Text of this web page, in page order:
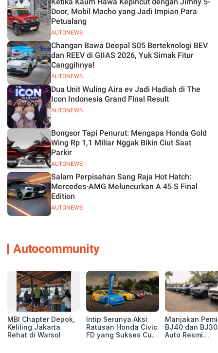
Jelas
AUTONEWS
Door, Mobil Macho yang Jadi Impian Para
Petualang
AUTONEWS
Changan Bawa Deepal S05 Berteknologi BEV
dan REEV di GIIAS 2026, Yuk Simak Fitur
Canggihnya!
AUTONEWS
Dua Unit Wuling Aira ev Jadi Hadiah di The
Icon Indonesia Grand Final Result
AUTONEWS
Bongsor Tapi Penurut: Mengapa Honda Gold
Wing Rp 1,1 Miliar Nggak Bikin Ciut Saat
Parkir
AUTONEWS
Salam Perpisahan Sang Raja Hot Hatch:
Mercedes-AMG Meluncurkan A 45 S Final
Edition
Autocommunity
MBI Chapter Depok,
Keliling Jakarta
Rehat di Warsol
Intip Serunya Aksi
Ratusan Honda Civic
FD yang Sukses Curi
Manjakan
BJ40 dan
Auto Resmi